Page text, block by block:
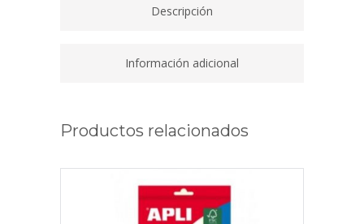
Descripción
Información adicional
Productos relacionados